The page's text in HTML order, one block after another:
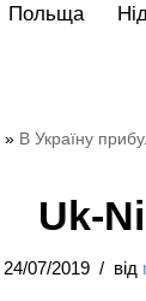
Польща
» В Україну
Uk-
24/07/2019 від